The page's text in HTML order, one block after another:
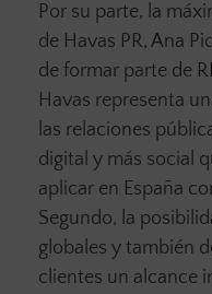
Por su parte, la
de Havas PR, Ana
de formar parte de
Havas representa
las relaciones
digital y más social
aplicar en España
Segundo, la
globales y también
clientes un alcance